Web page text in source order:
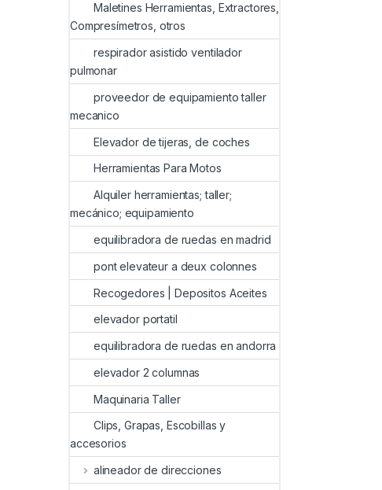
Maletines Herramientas, Extractores,
Compresímetros, otros
respirador asistido ventilador
pulmonar
proveedor de equipamiento taller
mecanico
Elevador de tijeras, de coches
Herramientas Para Motos
Alquiler herramientas; taller;
mecánico; equipamiento
equilibradora de ruedas en madrid
pont elevateur a deux colonnes
Recogedores | Depositos Aceites
elevador portatil
equilibradora de ruedas en andorra
elevador 2 columnas
Maquinaria Taller
Clips, Grapas, Escobillas y
accesorios
alineador de direcciones